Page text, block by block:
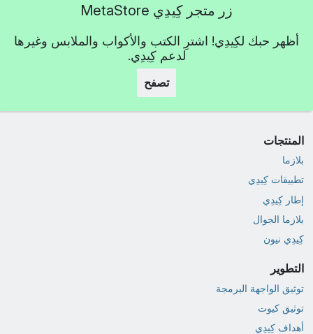
زر متجر كِيدِي MetaStore
أظهر حبك لكِيدِي! اشترِ الكتب والأكواب والملابس وغيرها
لدعم كِيدِي.
تصفح
المنتجات
بلازما
تطبيقات كِيدِي
إطار كِيدِي
بلازما الجوال
كِيدِي نيون
التطوير
توثيق الواجهة البرمجة
توثيق كيوت
أهداف كِيدِي